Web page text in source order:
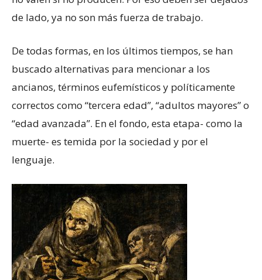
de lado, ya no son más fuerza de trabajo.
De todas formas, en los últimos tiempos, se han
buscado alternativas para mencionar a los
ancianos, términos eufemísticos y políticamente
correctos como “tercera edad”, “adultos mayores” o
“edad avanzada”. En el fondo, esta etapa- como la
muerte- es temida por la sociedad y por el
lenguaje.